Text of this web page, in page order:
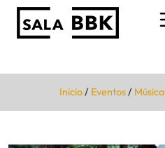
Inicio/ Eventos/ Música